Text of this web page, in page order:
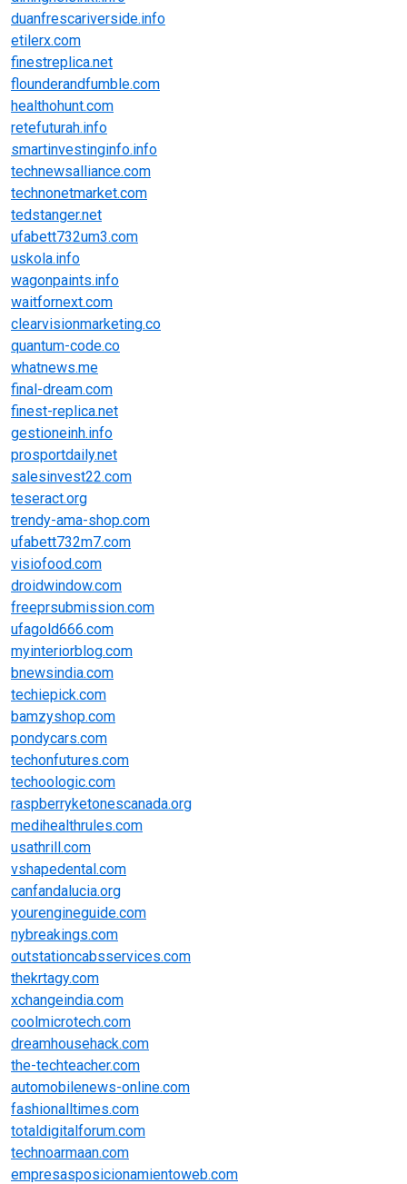
duanfrescariverside.info
etilerx.com
finestreplica.net
flounderandfumble.com
healthohunt.com
retefuturah.info
smartinvestinginfo.info
technewsalliance.com
technonetmarket.com
tedstanger.net
ufabett732um3.com
uskola.info
wagonpaints.info
waitfornext.com
clearvisionmarketing.co
quantum-code.co
whatnews.me
final-dream.com
finest-replica.net
gestioneinh.info
prosportdaily.net
salesinvest22.com
teseract.org
trendy-ama-shop.com
ufabett732m7.com
visiofood.com
droidwindow.com
freeprsubmission.com
ufagold666.com
myinteriorblog.com
bnewsindia.com
techiepick.com
bamzyshop.com
pondycars.com
techonfutures.com
techoologic.com
raspberryketonescanada.org
medihealthrules.com
usathrill.com
vshapedental.com
canfandalucia.org
yourengineguide.com
nybreakings.com
outstationcabsservices.com
thekrtagy.com
xchangeindia.com
coolmicrotech.com
dreamhousehack.com
the-techteacher.com
automobilenews-online.com
fashionalltimes.com
totaldigitalforum.com
technoarmaan.com
empresasposicionamientoweb.com